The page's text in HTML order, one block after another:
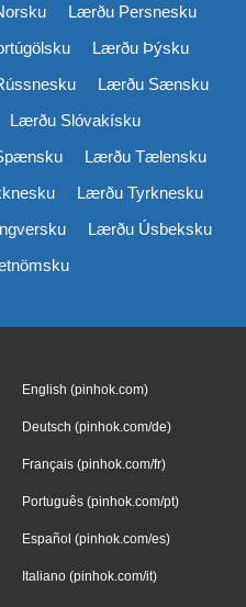
Lærðu Persnesku
Lærðu Þýsku
Lærðu Sænsku
Lærðu Slóvakísku
Lærðu Tælensku
Lærðu Tyrknesku
Lærðu Úsbeksku
English (pinhok.com)
Deutsch (pinhok.com/de)
Français (pinhok.com/fr)
Português (pinhok.com/pt)
Español (pinhok.com/es)
Italiano (pinhok.com/it)